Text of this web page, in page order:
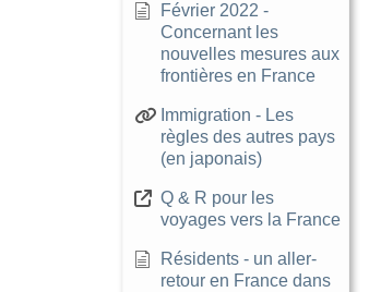
Février 2022 -
Concernant les
nouvelles mesures aux
frontières en France
Immigration - Les
règles des autres pays
(en japonais)
Q & R pour les
voyages vers la France
Résidents - un aller-
retour en France dans